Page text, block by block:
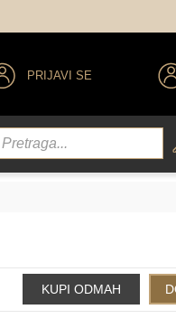
PRIJAVI SE